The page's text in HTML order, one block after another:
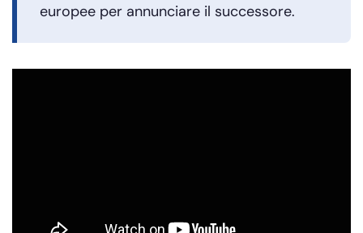
europee per annunciare il successore.